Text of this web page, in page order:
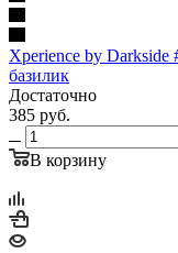
Xperience by Darkside
базилик
Достаточно
385 руб.
В корзину